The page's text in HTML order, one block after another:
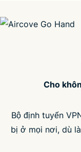
Cho
Bộ định tuyến
bị ở mọi nơi, dù